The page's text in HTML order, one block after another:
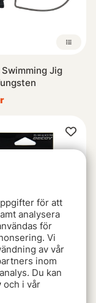
Jig
57 Rock Bomb
för att
analysera
för
Vi
av vår
inom
Du kan
och i vår